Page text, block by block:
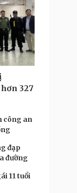
327
công an
đạp
đường
11 tuổi